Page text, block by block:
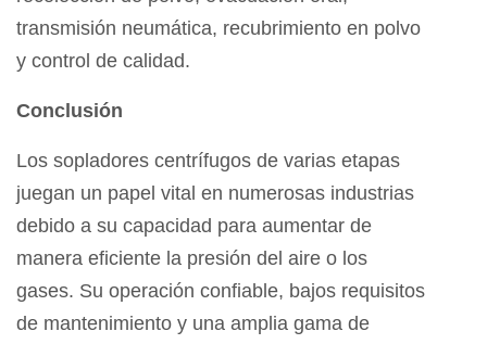
transmisión neumática, recubrimiento en polvo
y control de calidad.
Conclusión
Los sopladores centrífugos de varias etapas
juegan un papel vital en numerosas industrias
debido a su capacidad para aumentar de
manera eficiente la presión del aire o los
gases. Su operación confiable, bajos requisitos
de mantenimiento y una amplia gama de